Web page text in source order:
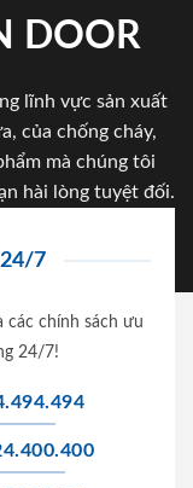
DOOR
lĩnh vực sản xuất
của chống cháy,
mà chúng tôi
hài lòng tuyệt đối.
24/7
các chính sách ưu
24/7!